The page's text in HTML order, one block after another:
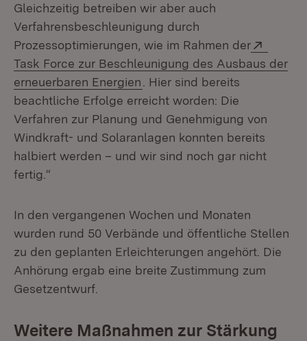
Gleichzeitig betreiben wir aber auch
Verfahrensbeschleunigung durch
Prozessoptimierungen, wie im Rahmen der
Task Force zur Beschleunigung des Ausbaus der
erneuerbaren Energien (Öffnet in neuem Fenster)
. Hier sind bereits
beachtliche Erfolge erreicht worden: Die
Verfahren zur Planung und Genehmigung von
Windkraft- und Solaranlagen konnten bereits
halbiert werden – und wir sind noch gar nicht
fertig.“
In den vergangenen Wochen und Monaten
wurden rund 50 Verbände und öffentliche Stellen
zu den geplanten Erleichterungen angehört. Die
Anhörung ergab eine breite Zustimmung zum
Gesetzentwurf.
Weitere Maßnahmen zur Stärkung